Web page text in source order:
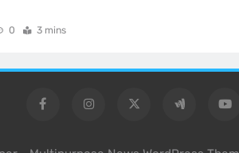
0 3 mins